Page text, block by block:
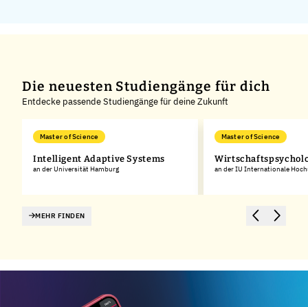
Die neuesten Studiengänge für dich
Entdecke passende Studiengänge für deine Zukunft
Master of Science
Intelligent Adaptive Systems
an der Universität Hamburg
Master of Science
an der IU Internationale
MEHR FINDEN